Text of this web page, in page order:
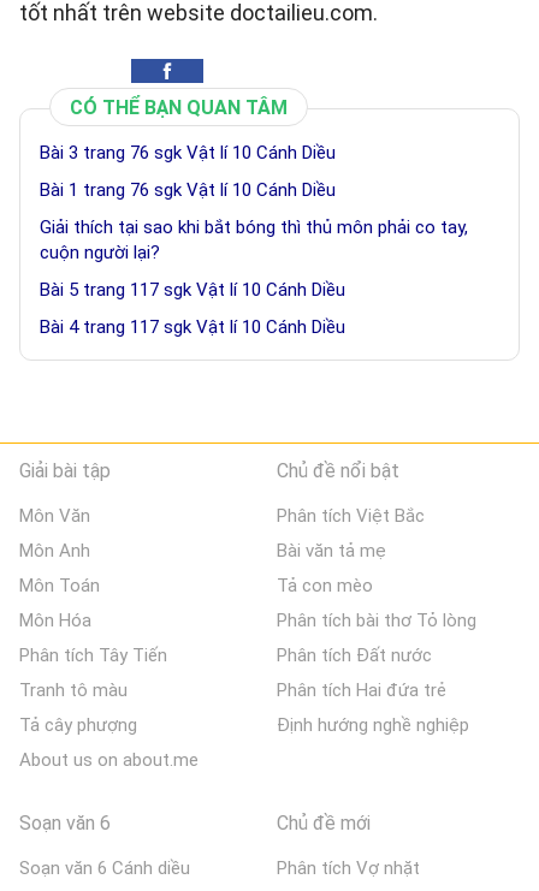
tốt nhất trên website doctailieu.com.
CÓ THỂ BẠN QUAN TÂM
Bài 3 trang 76 sgk Vật lí 10 Cánh Diều
Bài 1 trang 76 sgk Vật lí 10 Cánh Diều
Giải thích tại sao khi bắt bóng thì thủ môn phải co tay,
cuộn người lại?
Bài 5 trang 117 sgk Vật lí 10 Cánh Diều
Bài 4 trang 117 sgk Vật lí 10 Cánh Diều
Giải bài tập
Môn Văn
Môn Anh
Môn Toán
Môn Hóa
Phân tích Tây Tiến
Tranh tô màu
Tả cây phượng
About us on about.me
Chủ đề nổi bật
Phân tích Việt Bắc
Bài văn tả mẹ
Tả con mèo
Phân tích bài thơ Tỏ lòng
Phân tích Đất nước
Phân tích Hai đứa trẻ
Định hướng nghề nghiệp
Soạn văn 6
Soạn văn 6 Cánh diều
Chủ đề mới
Phân tích Vợ nhặt